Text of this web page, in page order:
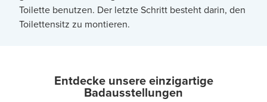
Toilette benutzen. Der letzte Schritt besteht darin, den
Toilettensitz zu montieren.
Entdecke unsere einzigartige
Badausstellungen